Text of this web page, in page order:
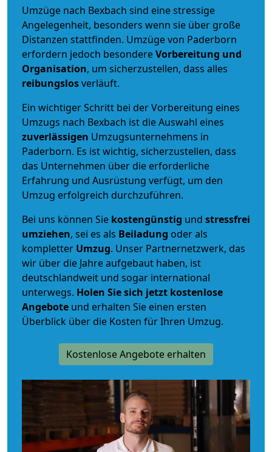
Umzüge nach Bexbach sind eine stressige
Angelegenheit, besonders wenn sie über große
Distanzen stattfinden. Umzüge von Paderborn
erfordern jedoch besondereVorbereitung und
Organisation, um sicherzustellen, dass alles
reibungslosverläuft.
Ein wichtiger Schritt bei der Vorbereitung eines
Umzugs nach Bexbach ist die Auswahl eines
zuverlässigen Umzugsunternehmens in
Paderborn. Es ist wichtig, sicherzustellen, dass
das Unternehmen über die erforderliche
Erfahrung und Ausrüstung verfügt, um den
Umzug erfolgreich durchzuführen.
Bei uns können Sie kostengünstig und stressfrei
umziehen, sei es als Beiladung oder als
kompletter Umzug. Unser Partnernetzwerk, das
wir über die Jahre aufgebaut haben, ist
deutschlandweit und sogar international
unterwegs. Holen Sie sich jetzt kostenlose
Angebote und erhalten Sie einen ersten
Überblick über die Kosten für Ihren Umzug.
Kostenlose Angebote erhalten